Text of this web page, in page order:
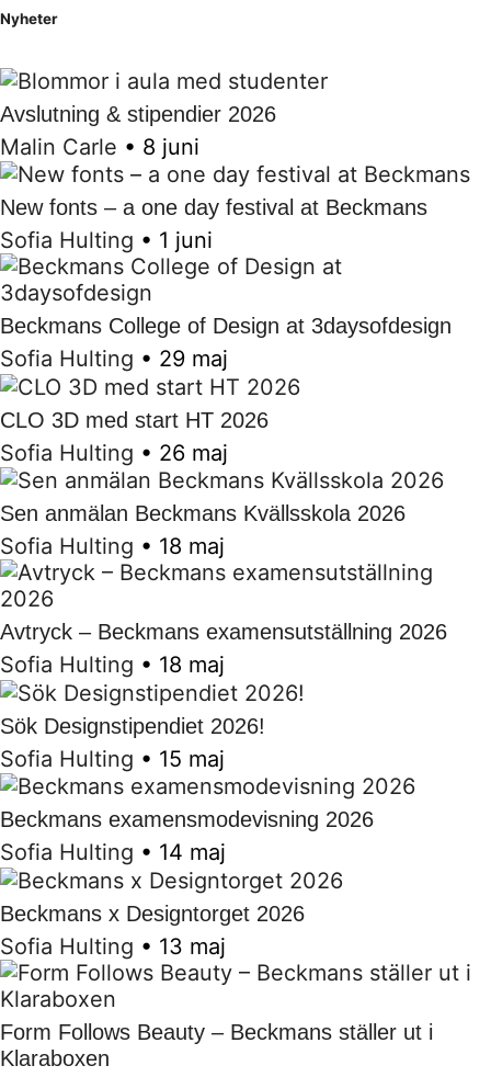
Nyheter
Avslutning & stipendier 2026
Malin Carle • 8 juni
New fonts – a one day festival at Beckmans
Sofia Hulting • 1 juni
Beckmans College of Design at 3daysofdesign
Sofia Hulting • 29 maj
CLO 3D med start HT 2026
Sofia Hulting • 26 maj
Sen anmälan Beckmans Kvällsskola 2026
Sofia Hulting • 18 maj
Avtryck – Beckmans examensutställning 2026
Sofia Hulting • 18 maj
Sök Designstipendiet 2026!
Sofia Hulting • 15 maj
Beckmans examensmodevisning 2026
Sofia Hulting • 14 maj
Beckmans x Designtorget 2026
Sofia Hulting • 13 maj
Form Follows Beauty – Beckmans ställer ut i
Klaraboxen